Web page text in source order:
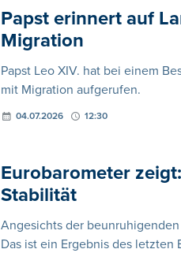
Papst erinnert auf
Migration
Papst Leo XIV. hat bei einem
mit Migration aufgerufen.
04.07.2026 12:30
Eurobarometer
Stabilität
Angesichts der
Das ist ein Ergebnis des letzten